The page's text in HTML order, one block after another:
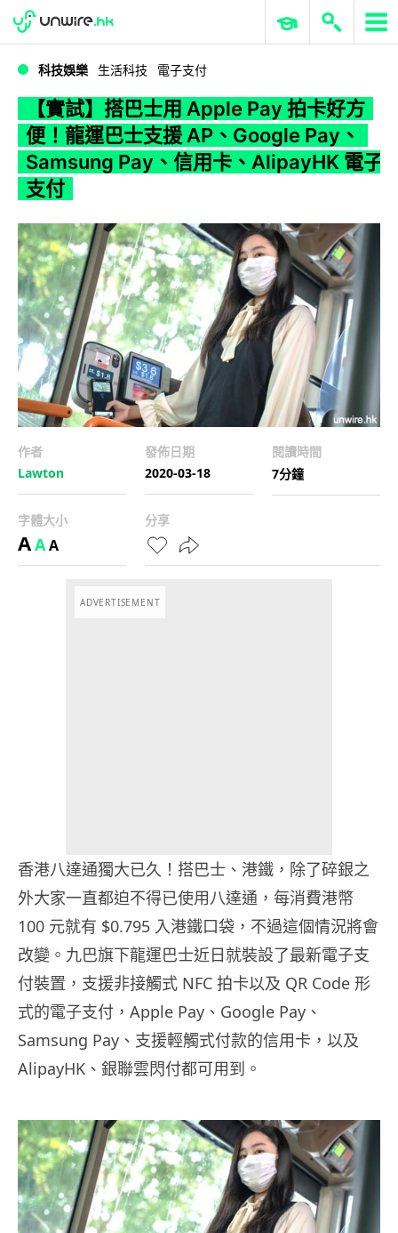
WWDC 2026 ERP 與商業 AI
科技娛樂 生活科技 電子支付
【實試】搭巴士用 Apple Pay 拍卡好方
便！龍運巴士支援 AP、Google Pay、
Samsung Pay、信用卡、AlipayHK 電子
支付
作者
Lawton
發佈日期
2020-03-18
閱讀時間
7分鐘
字體大小
AAA
分享
ADVERTISEMENT
香港八達通獨大已久！搭巴士、港鐵，除了碎銀之
外大家一直都迫不得已使用八達通，每消費港幣
100 元就有 $0.795 入港鐵口袋，不過這個情況將會
改變。九巴旗下龍運巴士近日就裝設了最新電子支
付裝置，支援非接觸式 NFC 拍卡以及 QR Code 形
式的電子支付，Apple Pay、Google Pay、
Samsung Pay、支援輕觸式付款的信用卡，以及
AlipayHK、銀聯雲閃付都可用到。